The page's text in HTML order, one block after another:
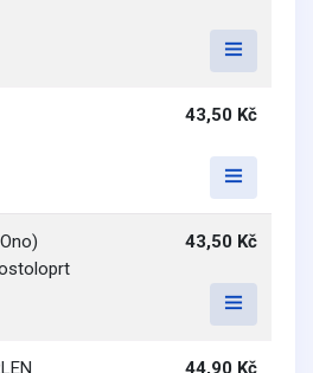
43,50 Kč
43,50 Kč
44,90 Kč